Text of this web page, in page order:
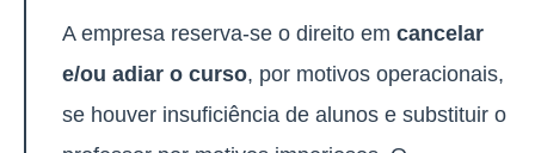
A empresa reserva-se o direito em cancelar
e/ou adiar o curso, por motivos operacionais,
se houver insuficiência de alunos e substituir o